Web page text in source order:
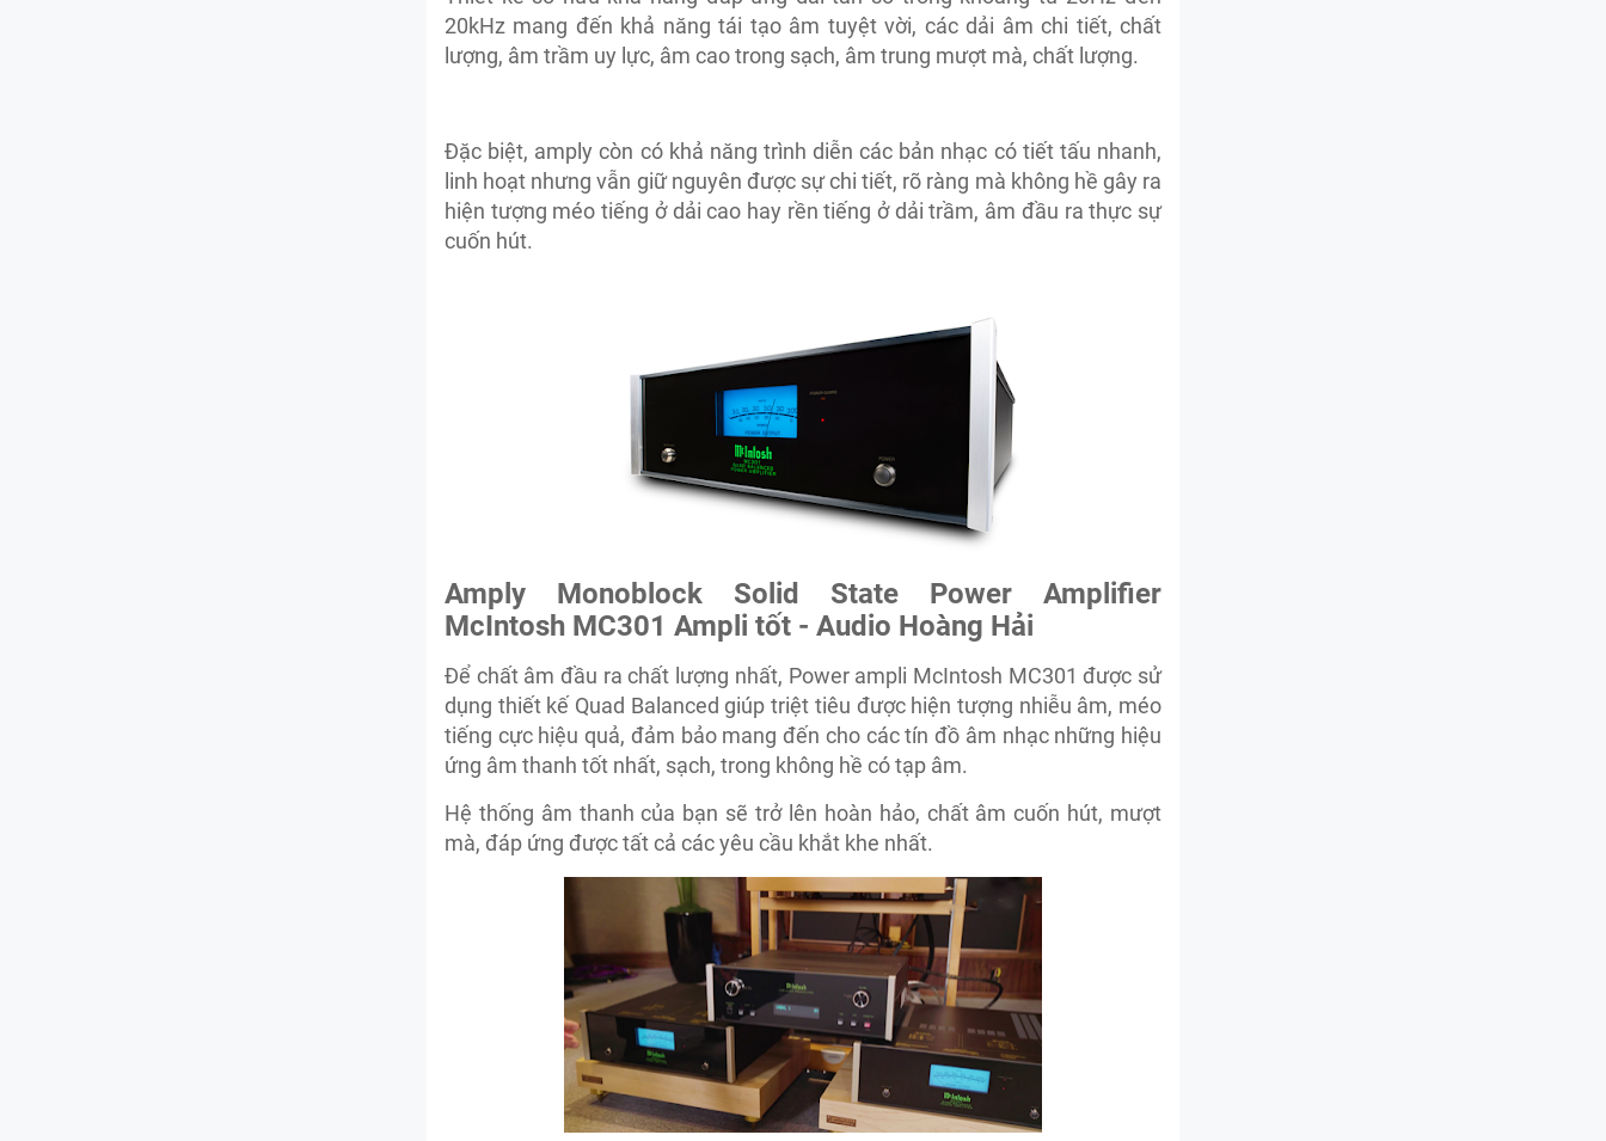
20kHz mang đến khả năng tái tạo âm tuyệt vời, các dải âm chi tiết, chất
lượng, âm trầm uy lực, âm cao trong sạch, âm trung mượt mà, chất lượng.
Đặc biệt, amply còn có khả năng trình diễn các bản nhạc có tiết tấu nhanh,
linh hoạt nhưng vẫn giữ nguyên được sự chi tiết, rõ ràng mà không hề gây ra
hiện tượng méo tiếng ở dải cao hay rền tiếng ở dải trầm, âm đầu ra thực sự
cuốn hút.
Amply Monoblock Solid State Power Amplifier
McIntosh MC301 Ampli tốt - Audio Hoàng Hải
Để chất âm đầu ra chất lượng nhất, Power ampli McIntosh MC301 được sử
dụng thiết kế Quad Balanced giúp triệt tiêu được hiện tượng nhiễu âm, méo
tiếng cực hiệu quả, đảm bảo mang đến cho các tín đồ âm nhạc những hiệu
ứng âm thanh tốt nhất, sạch, trong không hề có tạp âm.
Hệ thống âm thanh của bạn sẽ trở lên hoàn hảo, chất âm cuốn hút, mượt
mà, đáp ứng được tất cả các yêu cầu khắt khe nhất.